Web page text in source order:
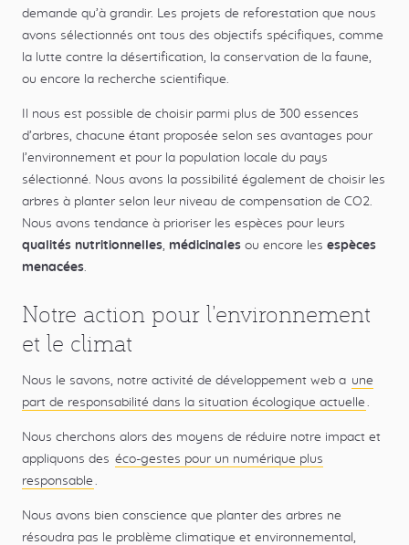
demande qu’à grandir. Les projets de reforestation que nous
avons sélectionnés ont tous des objectifs spécifiques, comme
la lutte contre la désertification, la conservation de la faune,
ou encore la recherche scientifique.
Il nous est possible de choisir parmi plus de 300 essences
d’arbres, chacune étant proposée selon ses avantages pour
l’environnement et pour la population locale du pays
sélectionné. Nous avons la possibilité également de choisir les
arbres à planter selon leur niveau de compensation de CO2.
Nous avons tendance à prioriser les espèces pour leurs
qualités nutritionnelles, médicinales ou encore les espèces
menacées.
Notre action pour l’environnement
et le climat
Nous le savons, notre activité de développement web a une
part de responsabilité dans la situation écologique actuelle .
Nous cherchons alors des moyens de réduire notre impact et
appliquons des éco-gestes pour un numérique plus
responsable .
Nous avons bien conscience que planter des arbres ne
résoudra pas le problème climatique et environnemental,